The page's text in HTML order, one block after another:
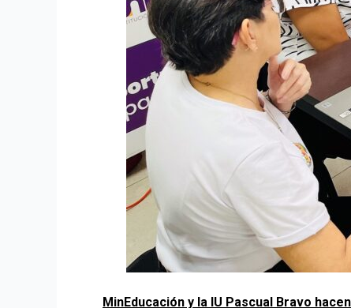
MinEducación y la IU Pascual Bravo